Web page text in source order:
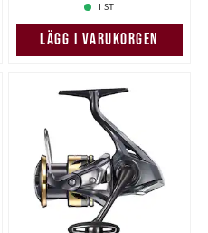
1 ST
LÄGG I VARUKORGEN